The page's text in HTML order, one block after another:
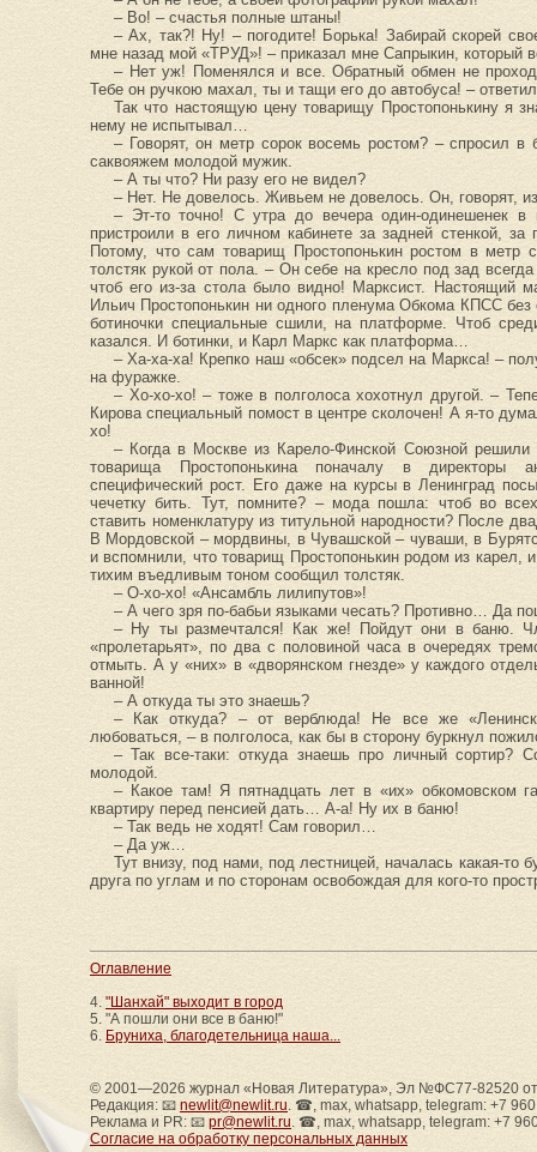
– Во! – счастья полные штаны!
– Ах, так?! Ну! – погодите! Борька! Забирай скорей
мне назад мой «ТРУД»! – приказал мне Сапрыкин, который
– Нет уж! Поменялся и все. Обратный обмен не
Тебе он ручкою махал, ты и тащи его до автобуса! –
Так что настоящую цену товарищу Простопонькину я
нему не испытывал…
– Говорят, он метр сорок восемь ростом? – спросил в
саквояжем молодой мужик.
– А ты что? Ни разу его не видел?
– Нет. Не довелось. Живьем не довелось. Он, говорят,
– Эт-то точно! С утра до вечера один-одинешенек в
пристроили в его личном кабинете за задней стенкой,
Потому, что сам товарищ Простопонькин ростом в
толстяк рукой от пола. – Он себе на кресло под зад
чтоб его из-за стола было видно! Марксист. Настоящий
Ильич Простопонькин ни одного пленума Обкома КПСС
ботиночки специальные сшили, на платформе. Чтоб
казался. И ботинки, и Карл Маркс как платформа…
– Ха-ха-ха! Крепко наш «обсек» подсел на Маркса! –
на фуражке.
– Хо-хо-хо! – тоже в полголоса хохотнул другой. –
Кирова специальный помост в центре сколочен! А я-то
хо!
– Когда в Москве из Карело-Финской Союзной решили
товарища Простопонькина поначалу в директоры
специфический рост. Его даже на курсы в Ленинград
чечетку бить. Тут, помните? – мода пошла: чтоб во
ставить номенклатуру из титульной народности? После
В Мордовской – мордвины, в Чувашской – чуваши, в
и вспомнили, что товарищ Простопонькин родом из карел,
тихим въедливым тоном сообщил толстяк.
– О-хо-хо! «Ансамбль лилипутов»!
– А чего зря по-бабьи языками чесать? Противно… Да
– Ну ты размечтался! Как же! Пойдут они в баню.
«пролетарьят», по два с половиной часа в очередях
отмыть. А у «них» в «дворянском гнезде» у каждого
ванной!
– А откуда ты это знаешь?
– Как откуда? – от верблюда! Не все же
любоваться, – в полголоса, как бы в сторону буркнул
– Так все-таки: откуда знаешь про личный сортир?
молодой.
– Какое там! Я пятнадцать лет в «их» обкомовском
квартиру перед пенсией дать… А-а! Ну их в баню!
– Так ведь не ходят! Сам говорил…
– Да уж…
Тут внизу, под нами, под лестницей, началась какая-то
друга по углам и по сторонам освобождая для кого-то
Оглавление
4. "Шанхай" выходит в город
5. "А пошли они все в баню!"
6. Бруниха, благодетельница наша...
© 2001—2026 журнал «Новая Литература», Эл №ФС77-82520
Редакция: 📧 newlit@newlit.ru. ☎, max, whatsapp, telegram: +7
Реклама и PR: 📧 pr@newlit.ru. ☎, max, whatsapp, telegram: +7
Согласие на обработку персональных данных